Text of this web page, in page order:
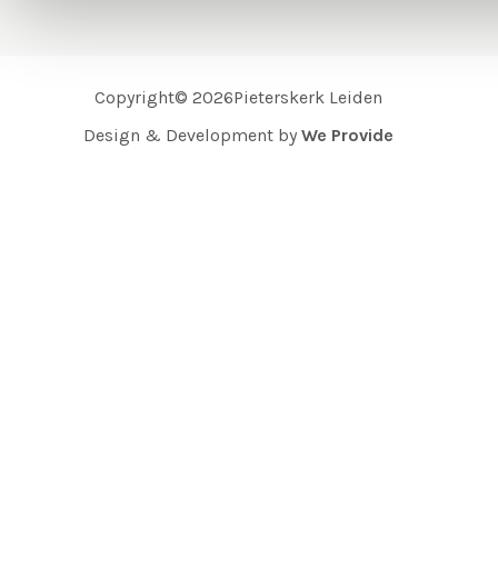
Copyright© 2026Pieterskerk Leiden
Design & Development by We Provide